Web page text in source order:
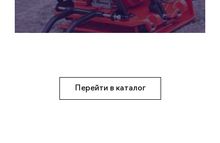
Перейти в каталог